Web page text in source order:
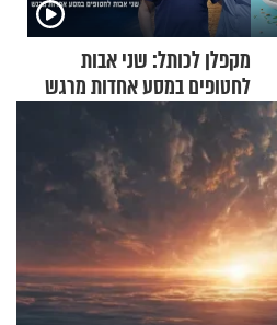
מקפלן לכותל: שני אבות
לחטופים במסע אחדות מרגש